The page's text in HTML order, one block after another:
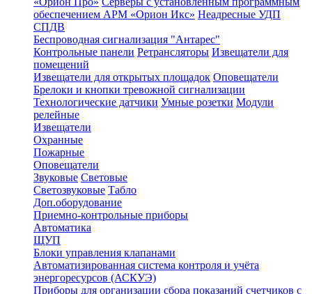
обеспечением АРМ «Орион Икс» Неадресные УДП
СПДВ
Беспроводная сигнализация "Антарес"
Контрольные панели Ретрансляторы Извещатели для
помещений
Извещатели для открытых площадок Оповещатели
Брелоки и кнопки тревожной сигнализации
Технологические датчики Умные розетки Модули
релейные
Извещатели
Охранные
Пожарные
Оповещатели
Звуковые Световые
Светозвуковые Табло
Доп.оборудование
Приемно-контрольные приборы
Автоматика
ЩУП
Блоки управления клапанами
Автоматизированная система контроля и учёта
энергоресурсов (АСКУЭ)
Приборы для организации сбора показаний счетчиков с